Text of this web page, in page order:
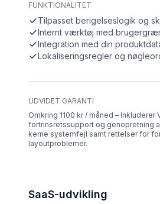
FUNKTIONALITET
Tilpasset berigelseslogik og
Internt værktøj med
Integration med din
Lokaliseringsregler og
UDVIDET GARANTI
Omkring 1100 kr / måned – Inkluderer
fortrinsretssupport og genopretning
kerne systemfejl samt rettelser for
layoutproblemer.
SaaS-udvikling